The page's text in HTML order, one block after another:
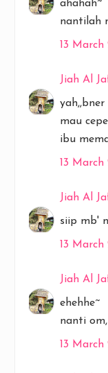
ahahah~
nantilah
13 March
Jiah Al
yah,,bner
mau
ibu
13 March
Jiah Al
siip mb'
13 March
Jiah Al
ehehhe~
nanti
13 March